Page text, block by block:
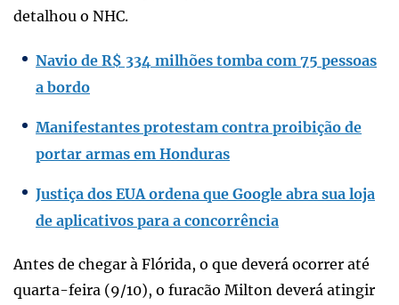
detalhou o NHC.
Navio de R$ 334 milhões tomba com 75 pessoas
a bordo
Manifestantes protestam contra proibição de
portar armas em Honduras
Justiça dos EUA ordena que Google abra sua loja
de aplicativos para a concorrência
Antes de chegar à Flórida, o que deverá ocorrer até
quarta-feira (9/10), o furacão Milton deverá atingir